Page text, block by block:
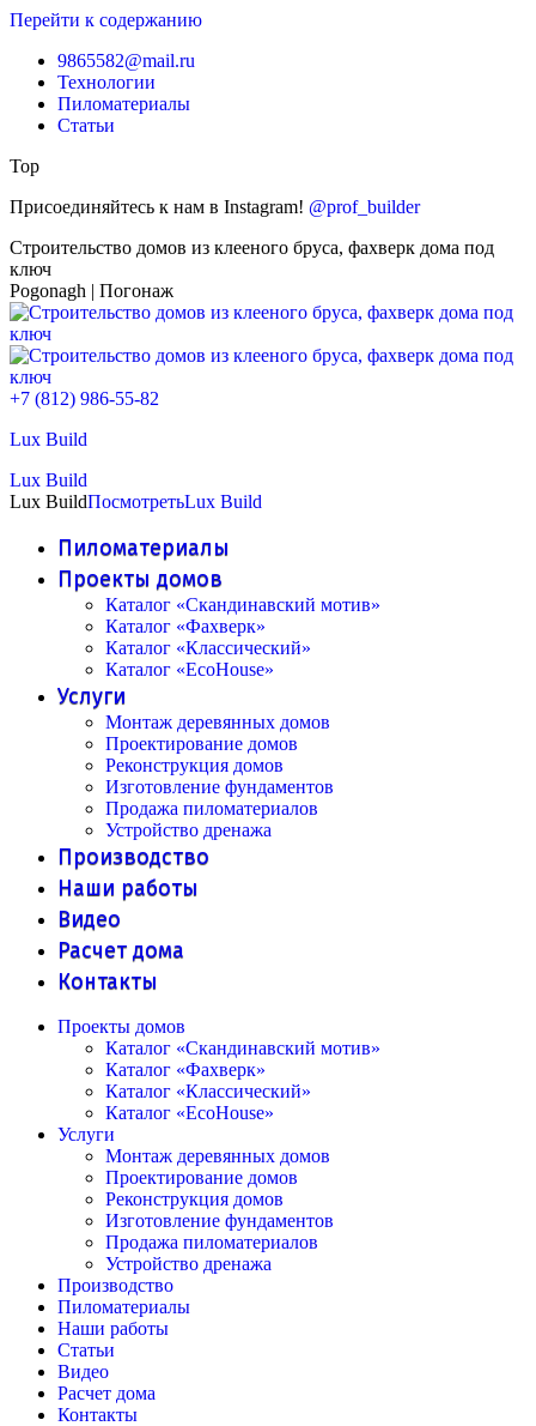
Перейти к содержанию
9865582@mail.ru
Технологии
Пиломатериалы
Статьи
Top
Присоединяйтесь к нам в Instagram! @prof_builder
Строительство домов из клееного бруса, фахверк дома под
ключ
Pogonagh | Погонаж
+7 (812) 986-55-82
Lux Build
Lux Build
Lux BuildПосмотретьLux Build
Пиломатериалы
Проекты домов
Каталог «Скандинавский мотив»
Каталог «Фахверк»
Каталог «Классический»
Каталог «EcoHouse»
Услуги
Монтаж деревянных домов
Проектирование домов
Реконструкция домов
Изготовление фундаментов
Продажа пиломатериалов
Устройство дренажа
Производство
Наши работы
Видео
Расчет дома
Контакты
Проекты домов
Каталог «Скандинавский мотив»
Каталог «Фахверк»
Каталог «Классический»
Каталог «EcoHouse»
Услуги
Монтаж деревянных домов
Проектирование домов
Реконструкция домов
Изготовление фундаментов
Продажа пиломатериалов
Устройство дренажа
Производство
Пиломатериалы
Наши работы
Статьи
Видео
Расчет дома
Контакты